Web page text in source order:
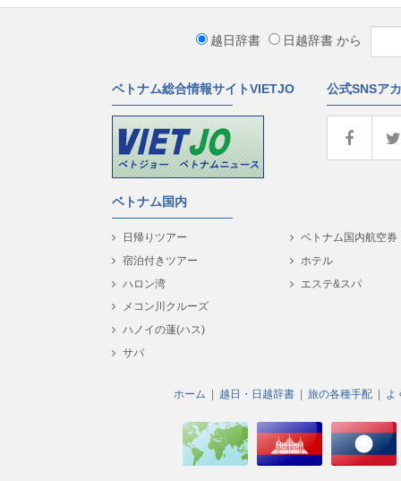
越日辞書 日越辞書 から
ベトナム総合情報サイトVIETJO 公式SNSア
ベトナム国内
日帰りツアー
宿泊付きツアー
ハロン湾
メコン川クルーズ
ハノイの蓮(ハス)
サパ
ベトナム国内航空券
ホテル
エステ&スパ
ホーム 越日・日越辞書 旅の各種手配 よ